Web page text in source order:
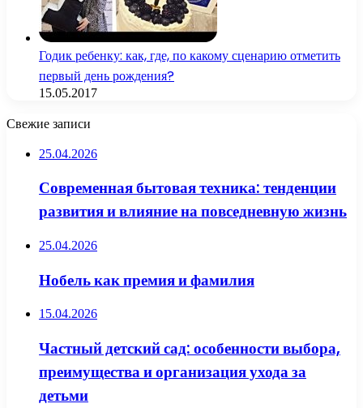
Годик ребенку: как, где, по какому сценарию отметить
первый день рождения?
15.05.2017
Свежие записи
25.04.2026
Современная бытовая техника: тенденции
развития и влияние на повседневную жизнь
25.04.2026
Нобель как премия и фамилия
15.04.2026
Частный детский сад: особенности выбора,
преимущества и организация ухода за
детьми